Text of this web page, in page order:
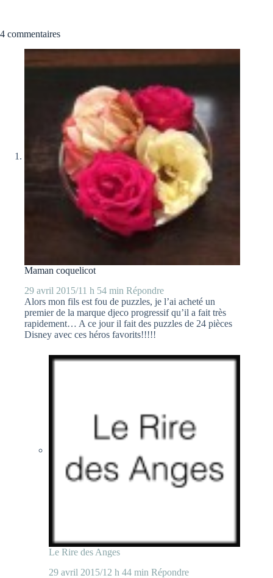
4 commentaires
Maman coquelicot
29 avril 2015/11 h 54 min Répondre
Alors mon fils est fou de puzzles, je l’ai acheté un
premier de la marque djeco progressif qu’il a fait très
rapidement… A ce jour il fait des puzzles de 24 pièces
Disney avec ces héros favorits!!!!!
Le Rire des Anges
29 avril 2015/12 h 44 min Répondre